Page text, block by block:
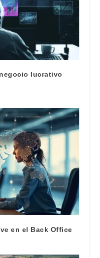
lucrativo
en el Back Office